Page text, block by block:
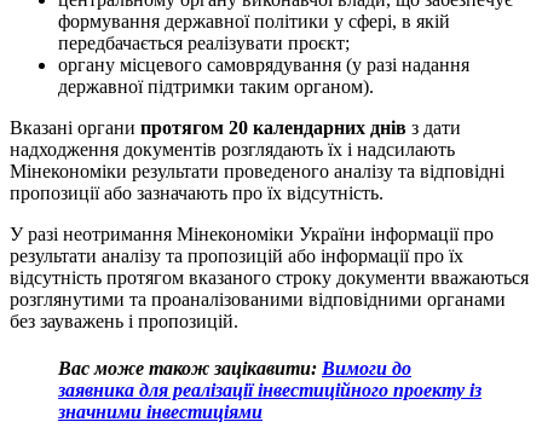
формування державної політики у сфері, в якій
передбачається реалізувати проєкт;
органу місцевого самоврядування (у разі надання
державної підтримки таким органом).
Вказані органи протягом 20 календарних днів з дати
надходження документів розглядають їх і надсилають
Мінекономіки результати проведеного аналізу та відповідні
пропозиції або зазначають про їх відсутність.
У разі неотримання Мінекономіки України інформації про
результати аналізу та пропозицій або інформації про їх
відсутність протягом вказаного строку документи вважаються
розглянутими та проаналізованими відповідними органами
без зауважень і пропозицій.
Вас може також зацікавити: Вимоги до
заявника для реалізації інвестиційного проекту із
значними інвестиціями